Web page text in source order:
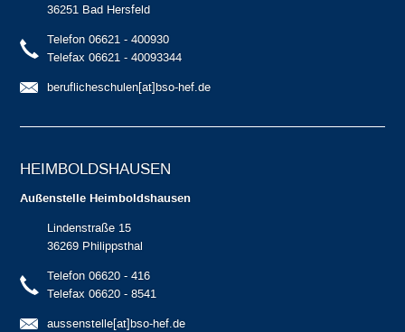
36251 Bad Hersfeld
Telefon 06621 - 400930
Telefax 06621 - 40093344
beruflicheschulen[at]bso-hef.de
HEIMBOLDS­HAUSEN
Außenstelle Heimboldshausen
Lindenstraße 15
36269 Philippsthal
Telefon 06620 - 416
Telefax 06620 - 8541
aussenstelle[at]bso-hef.de